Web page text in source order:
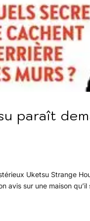
paraît
Uketsu Strange
avis sur une maison